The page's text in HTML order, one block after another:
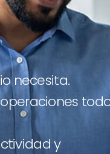
necesita.
y